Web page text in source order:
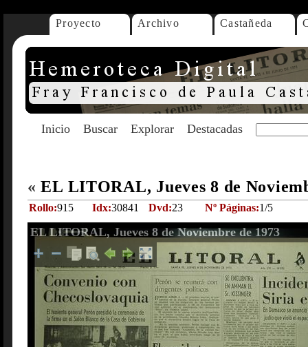
Proyecto Archivo Castañeda
Inicio Buscar Explorar Destacadas
« EL LITORAL, Jueves 8 de
Rollo:915 Idx:30841 Dvd:23 Nº Páginas:1/5
EL LITORAL, Jueves 8 de Noviembre de 1973